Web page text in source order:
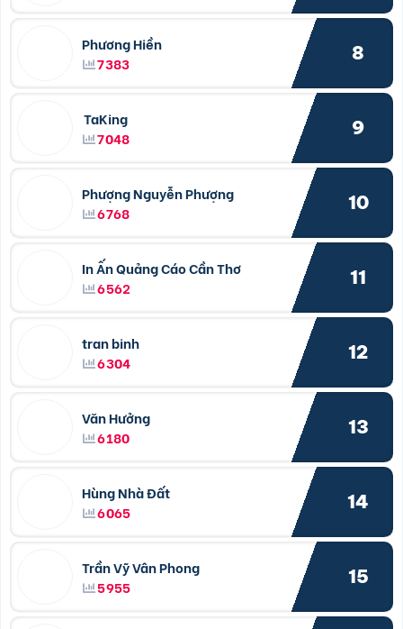
Phương Hiền
7383
8
TaKing
7048
9
Phượng Nguyễn Phượng
6768
10
In Ấn Quảng Cáo Cần Thơ
6562
11
tran binh
6304
12
Văn Hưởng
6180
13
Hùng Nhà Đất
6065
14
Trần Vỹ Vân Phong
5955
15